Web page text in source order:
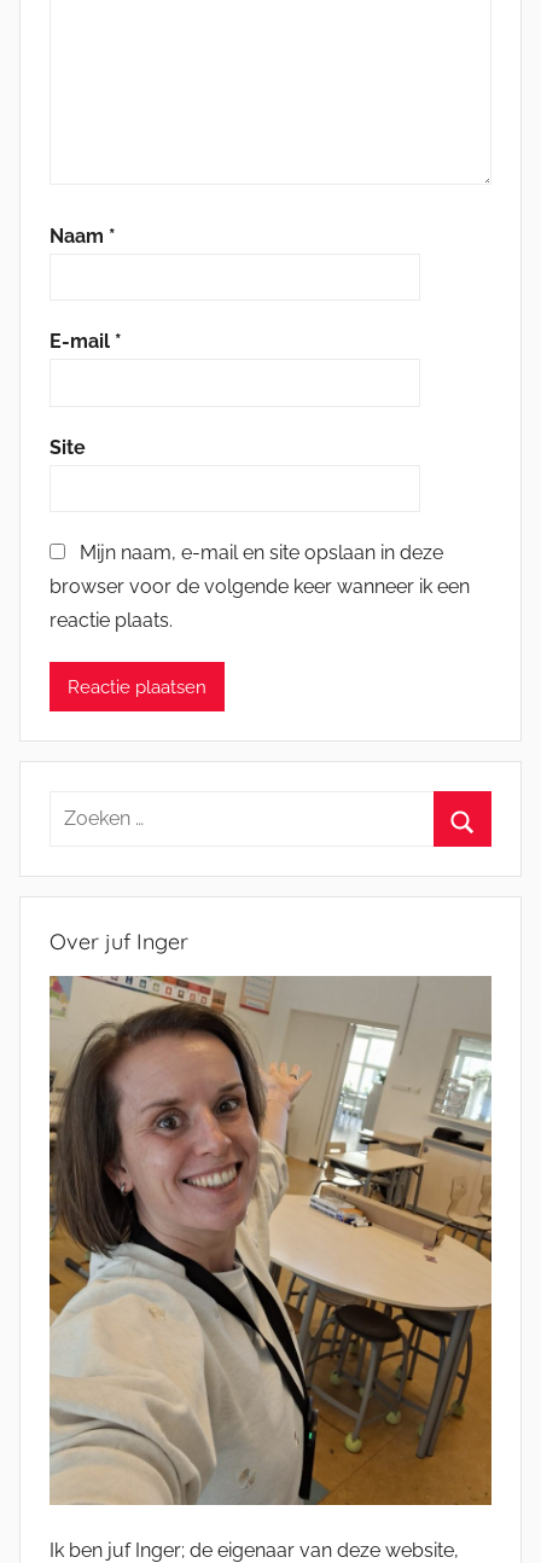
Naam *
E-mail *
Site
Mijn naam, e-mail en site opslaan in deze
browser voor de volgende keer wanneer ik een
reactie plaats.
Zoeken
Over juf Inger
Ik ben juf Inger; de eigenaar van deze website,